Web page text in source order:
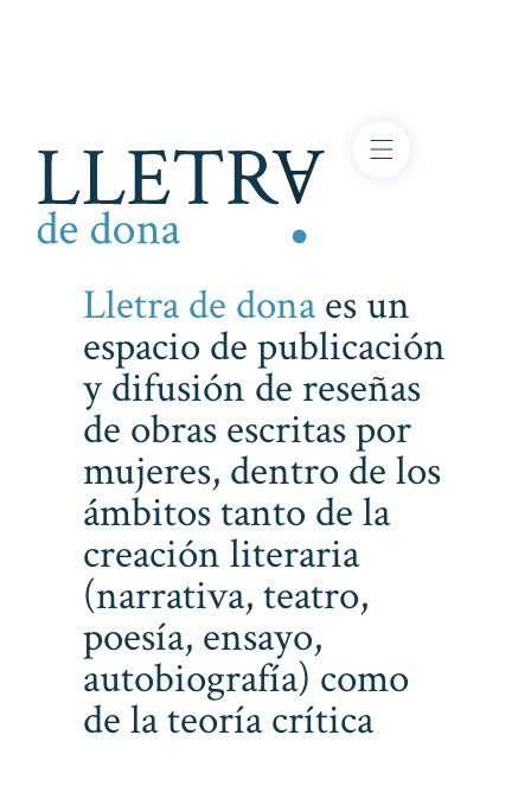
Lletra de donaes un
espacio de publicación
y difusión de reseñas
de obras escritas por
mujeres, dentro de los
ámbitos tanto de la
creación literaria
(narrativa, teatro,
poesía, ensayo,
autobiografía) como
de la teoría crítica